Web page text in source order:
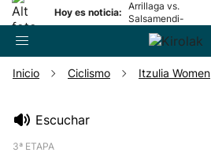
Hoy es noticia:
Arrillaga vs.
Salsamendi-
Bergara y Erasun
vs. Gaminde
Inicio Ciclismo Itzulia Women
Escuchar
3ª ETAPA